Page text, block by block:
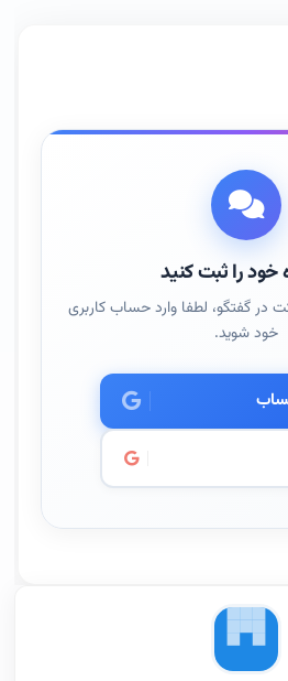
خود را ثبت کنید
در گفتگو، لطفا وارد حساب کاربری
خود شوید.